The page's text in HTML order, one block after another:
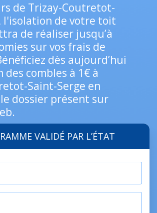
de Trizay-Coutretot-
l'isolation de votre toit
de réaliser jusqu’à
sur vos frais de
dès aujourd’hui
des combles à 1€ à
Saint-Serge en
dossier présent sur
VALIDÉ PAR L’ÉTAT